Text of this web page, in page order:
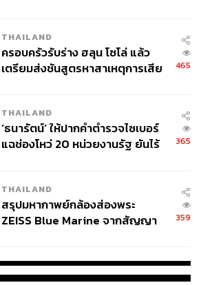
THAILAND
ครอบครัวรับร่าง ฮลุน โซโล่ แล้ว
เตรียมส่งชันสูตรหาสาเหตุการเสีย
465
THAILAND
‘ธนารัตน์’ ให้ปากคำตำรวจไซเบอร์
แฉช่องโหว่ 20 หน่วยงานรัฐ ยันไร้
365
THAILAND
สรุปมหากาพย์กล้องส่องพระ
ZEISS Blue Marine จากสัญญา
จ่ายหนี้-แอบระบุแบรนด์
359